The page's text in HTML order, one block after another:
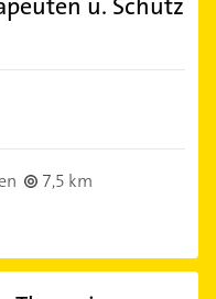
7,5 km